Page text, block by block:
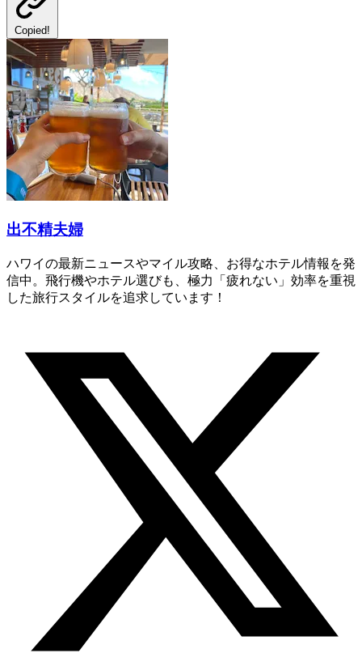
Copied!
出不精夫婦
ハワイの最新ニュースやマイル攻略、お得なホテル情報を発
信中。飛行機やホテル選びも、極力「疲れない」効率を重視
した旅行スタイルを追求しています！